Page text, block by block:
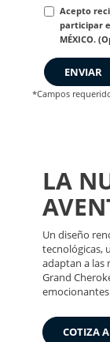
Acepto
participar
MÉXICO.
ENVIAR
*Campos
LA
Un diseño
tecnológicas,
adaptan a las
Grand
COTIZA